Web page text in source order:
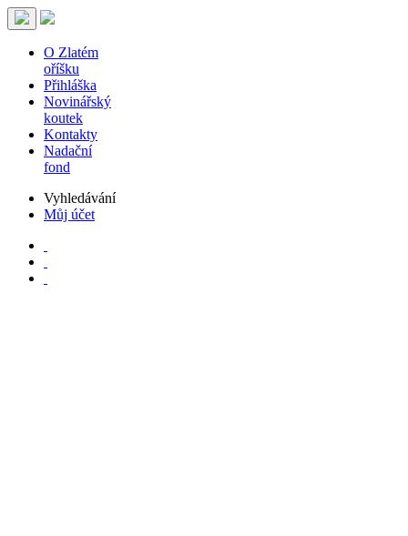
O Zlatém
oříšku
Přihláška
Novinářský
koutek
Kontakty
Nadační
fond
Vyhledávání
Můj účet